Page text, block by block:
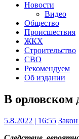
Новости
Видео
Общество
Происшествия
ЖКХ
Строительство
СВО
Рекомендуем
Об издании
В орловском
5.8.2022 | 16:55